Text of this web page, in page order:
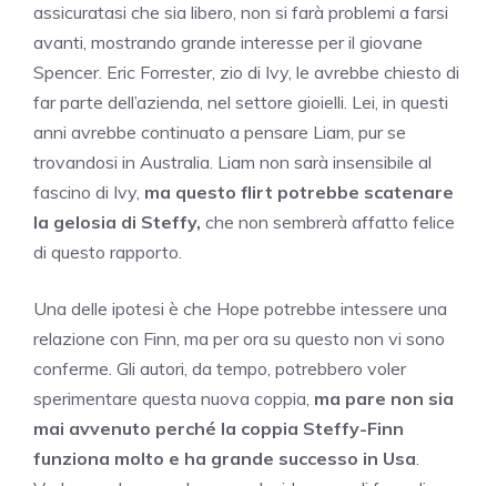
assicuratasi che sia libero, non si farà problemi a farsi
avanti, mostrando grande interesse per il giovane
Spencer. Eric Forrester, zio di Ivy, le avrebbe chiesto di
far parte dell’azienda, nel settore gioielli. Lei, in questi
anni avrebbe continuato a pensare Liam, pur se
trovandosi in Australia. Liam non sarà insensibile al
fascino di Ivy, ma questo flirt potrebbe scatenare
la gelosia di Steffy, che non sembrerà affatto felice
di questo rapporto.
Una delle ipotesi è che Hope potrebbe intessere una
relazione con Finn, ma per ora su questo non vi sono
conferme. Gli autori, da tempo, potrebbero voler
sperimentare questa nuova coppia, ma pare non sia
mai avvenuto perché la coppia Steffy-Finn
funziona molto e ha grande successo in Usa.